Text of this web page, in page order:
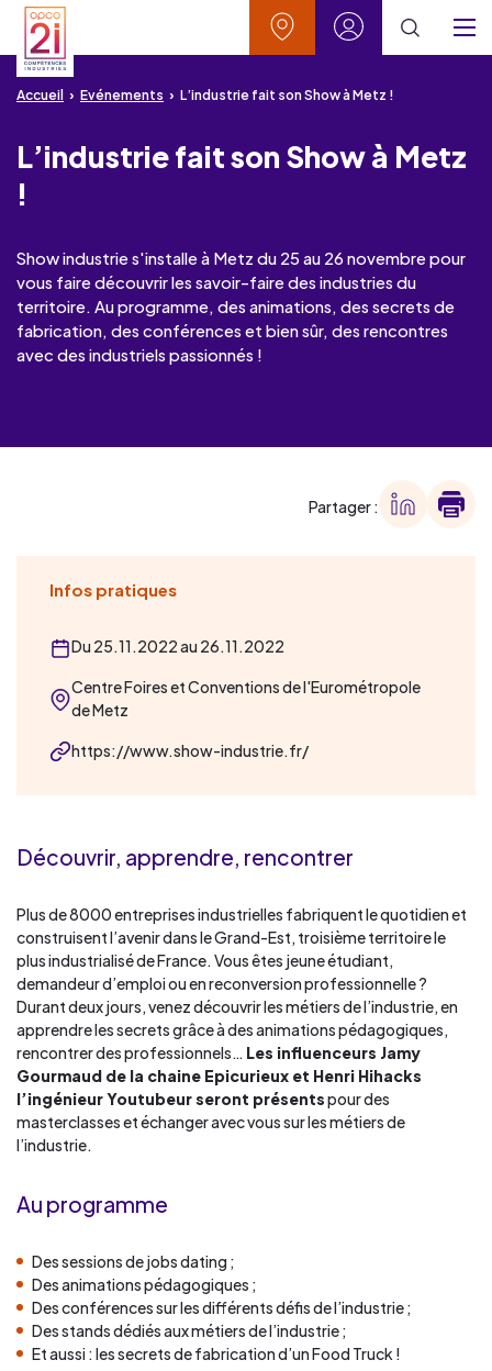
Aller au contenu
Aller à la recherche
Aller au menu
Aller au pied de page
Accueil Evénements L’industrie fait son Show à Metz !
L’industrie fait son Show à Metz
!
Show industrie s'installe à Metz du 25 au 26 novembre pour
vous faire découvrir les savoir-faire des industries du
territoire. Au programme, des animations, des secrets de
fabrication, des conférences et bien sûr, des rencontres
avec des industriels passionnés !
Partager :
Infos pratiques
Du 25.11.2022 au 26.11.2022
Centre Foires et Conventions de l'Eurométropole
de Metz
https://www.show-industrie.fr/
Découvrir, apprendre, rencontrer
Plus de 8000 entreprises industrielles fabriquent le quotidien et
construisent l’avenir dans le Grand-Est, troisième territoire le
plus industrialisé de France. Vous êtes jeune étudiant,
demandeur d’emploi ou en reconversion professionnelle ?
Durant deux jours, venez découvrir les métiers de l’industrie, en
apprendre les secrets grâce à des animations pédagogiques,
rencontrer des professionnels… Les influenceurs Jamy
Gourmaud de la chaine Epicurieux et Henri Hihacks
l’ingénieur Youtubeur seront présentspour des
masterclasses et échanger avec vous sur les métiers de
l’industrie.
Au programme
Des sessions de jobs dating ;
Des animations pédagogiques ;
Des conférences sur les différents défis de l’industrie ;
Des stands dédiés aux métiers de l’industrie ;
Et aussi : les secrets de fabrication d’un Food Truck !